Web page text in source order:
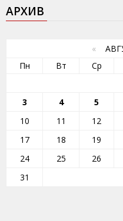
АРХИВ
«
Пн
Вт Ср
3
4 5
10
11 12
17
18 19
24
25 26
31